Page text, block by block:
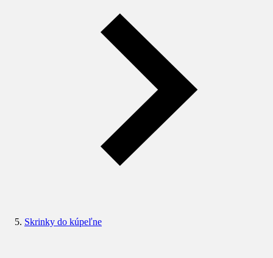
Skrinky do kúpeľne